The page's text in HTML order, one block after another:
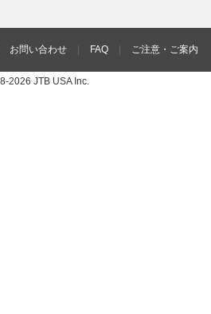
お問い合わせ FAQ ご注意・ご案内
2026 JTB USA Inc.